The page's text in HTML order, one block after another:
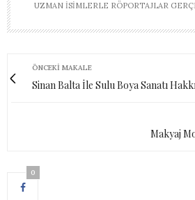
UZMAN ISIMLERLE RÖPORTAJLAR
ÖNCEKI MAKALE
Sinan Balta İle Sulu Boya Sanatı
Makyaj
0